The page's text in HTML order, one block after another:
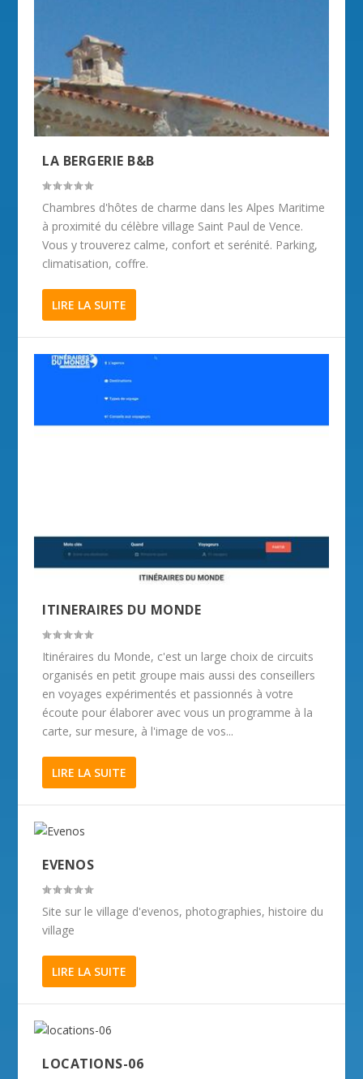
LA BERGERIE B&B
Chambres d'hôtes de charme dans les Alpes Maritime
à proximité du célèbre village Saint Paul de Vence.
Vous y trouverez calme, confort et serénité. Parking,
climatisation, coffre.
LIRE LA SUITE
ITINERAIRES DU MONDE
Itinéraires du Monde, c'est un large choix de circuits
organisés en petit groupe mais aussi des conseillers
en voyages expérimentés et passionnés à votre
écoute pour élaborer avec vous un programme à la
carte, sur mesure, à l'image de vos...
LIRE LA SUITE
EVENOS
Site sur le village d'evenos, photographies, histoire du
village
LIRE LA SUITE
LOCATIONS-06